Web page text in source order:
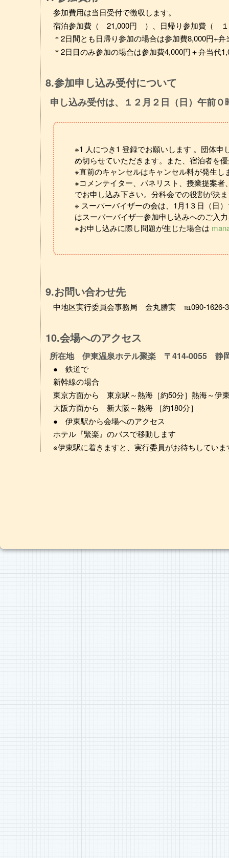
参加費用は当日受付で徴収します。
宿泊参加費（ 21,000円 ）、日帰り参加費（
＊2日間とも日帰り参加の場合は参加費8,000円+
＊2日目のみ参加の場合は参加費4,000円＋弁当代
8.参加申し込み受付について
申し込み受付は、１２月２日（日）午前
※1 人につき1 登録でお願いします 。団体
め切らせていただきます。また、宿泊者を
※直前のキャンセルはキャンセル料が発生し
※コメンテイター、パネリスト、授業提案
でお申し込み下さい。分科会での役割が決
※ スーパーバイザーの会は、1月1３日（日
はスーパーバイザ一参加申し込みへのご入
※お申し込みに際し問題が生じた場合は
9.お問い合わせ先
中地区実行委員会事務局 金丸勝実 ℡090-1626-
10.会場へのアクセス
所在地 伊東温泉ホテル聚楽 〒414-0055 静
● 鉄道で
新幹線の場合
東京方面から 東京駅～熱海［約50分］熱海～伊
大阪方面から 新大阪～熱海 ［約180分］
● 伊東駅から会場へのアクセス
ホテル『緊楽』のバスで移動します
※伊東駅に着きますと、実行委員がお待ちしてい